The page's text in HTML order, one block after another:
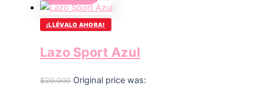
¡LLÉVALO AHORA!
Lazo Sport Azul
$20.000 Original price was: